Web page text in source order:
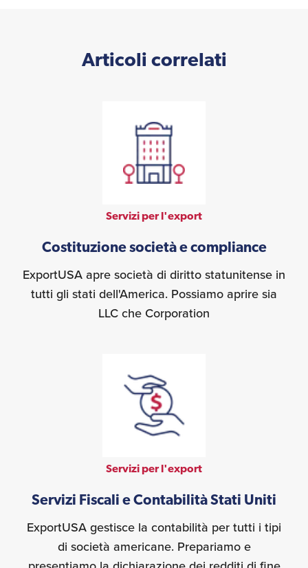
Articoli correlati
Servizi per l'export
Costituzione società e compliance
ExportUSA apre società di diritto statunitense in
tutti gli stati dell'America. Possiamo aprire sia
LLC che Corporation
Servizi per l'export
Servizi Fiscali e Contabilità Stati Uniti
ExportUSA gestisce la contabilità per tutti i tipi
di società americane. Prepariamo e